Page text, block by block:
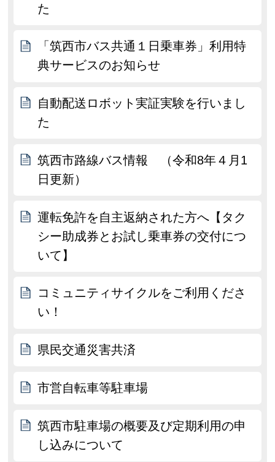
た
「筑西市バス共通１日乗車券」利用特
典サービスのお知らせ
自動配送ロボット実証実験を行いまし
た
筑西市路線バス情報 （令和8年４月1
日更新）
運転免許を自主返納された方へ【タク
シー助成券とお試し乗車券の交付につ
いて】
コミュニティサイクルをご利用くださ
い！
県民交通災害共済
市営自転車等駐車場
筑西市駐車場の概要及び定期利用の申
し込みについて